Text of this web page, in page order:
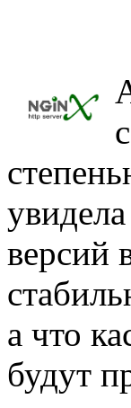
версий
а что
будут